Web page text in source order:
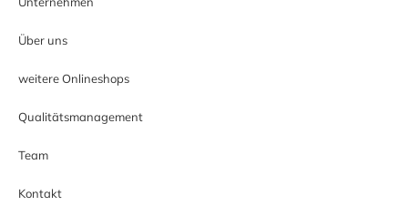
Über uns
weitere Onlineshops
Qualitätsmanagement
Team
Kontakt